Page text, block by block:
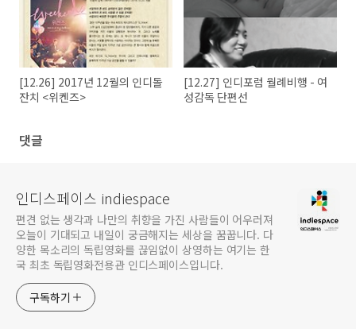
[12.26] 2017년 12월의 인디돌
잔치 <위켄즈>
[12.27] 인디포럼 월례비행 - 여
성감독 단편선
댓글
인디스페이스 indiespace
편견 없는 생각과 나만의 취향을 가진 사람들이 어우러져
오늘이 기대되고 내일이 궁금해지는 세상을 꿈꿉니다. 다
양한 목소리의 독립영화를 끊임없이 상영하는 여기는 한
국 최초 독립영화전용관 인디스페이스입니다.
구독하기